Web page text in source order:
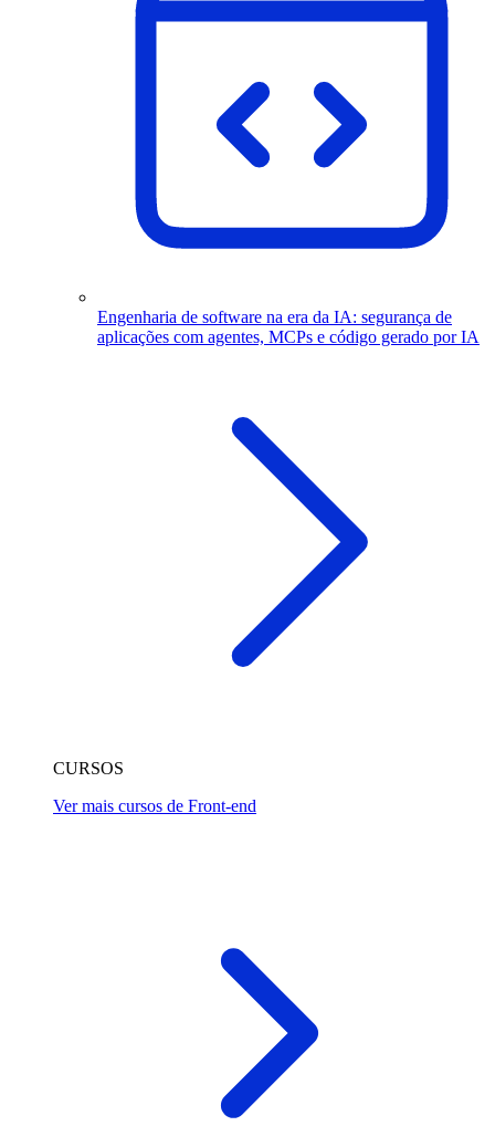
Engenharia de software na era da IA: segurança de
aplicações com agentes, MCPs e código gerado por IA
CURSOS
Ver mais cursos de Front-end